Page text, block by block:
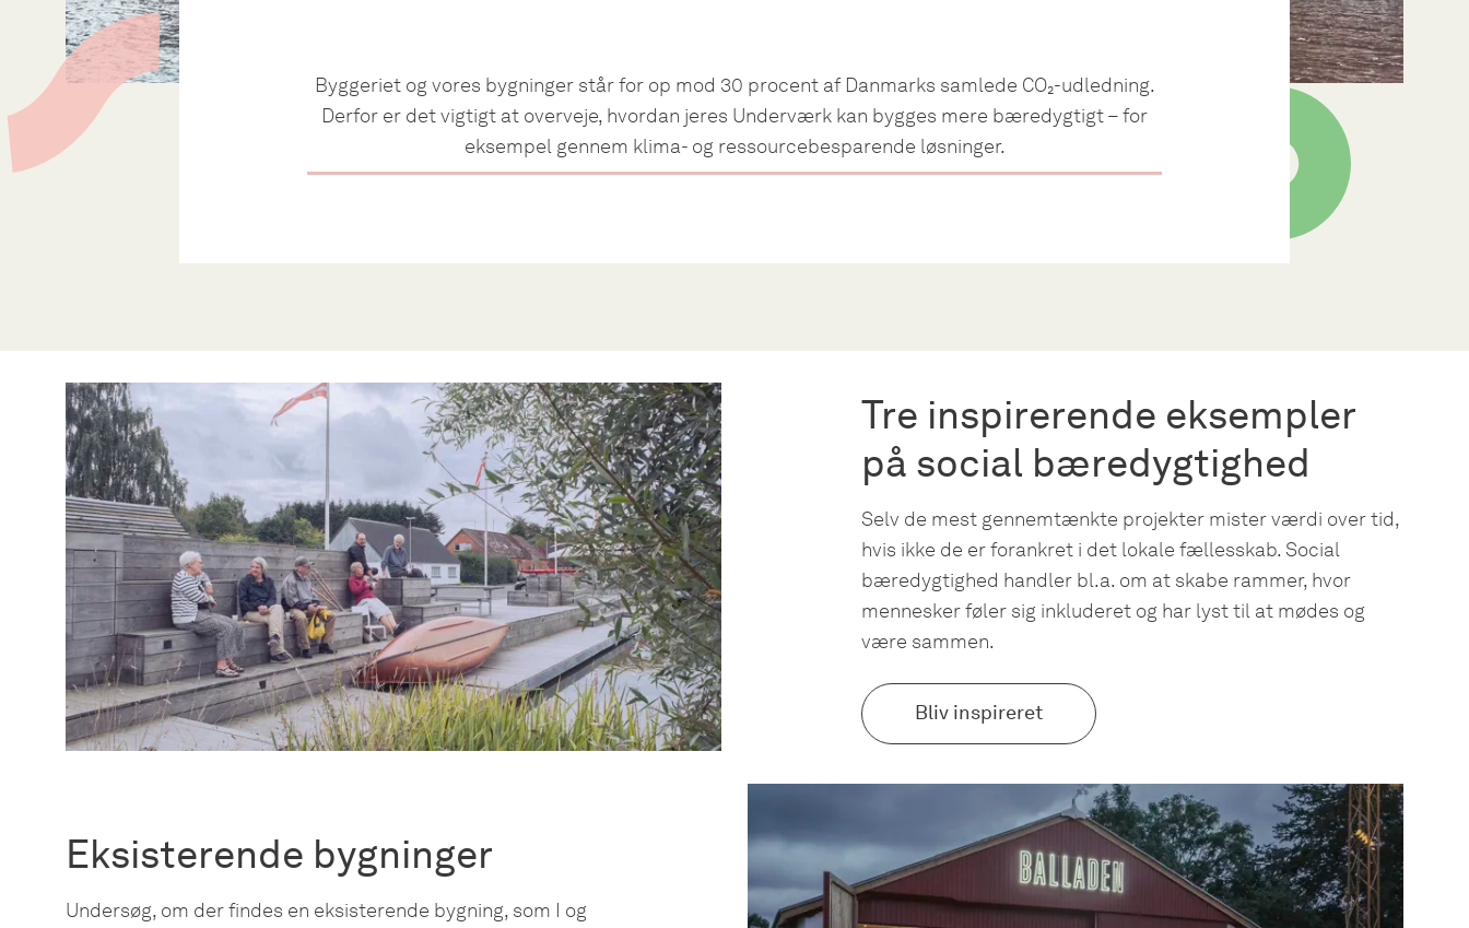
Byggeriet og vores bygninger står for op mod 30 procent af Danmarks samlede CO₂-udledning.
Derfor er det vigtigt at overveje, hvordan jeres Underværk kan bygges mere bæredygtigt – for
eksempel gennem klima- og ressourcebesparende løsninger.
Tre inspirerende eksempler
på social bæredygtighed
Selv de mest gennemtænkte projekter mister værdi over tid,
hvis ikke de er forankret i det lokale fællesskab. Social
bæredygtighed handler bl.a. om at skabe rammer, hvor
mennesker føler sig inkluderet og har lyst til at mødes og
være sammen.
Bliv inspireret
Eksisterende bygninger
Undersøg, om der findes en eksisterende bygning, som I og